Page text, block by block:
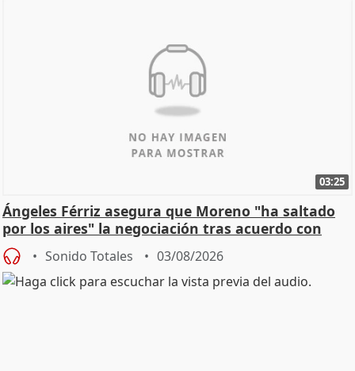
03:25
Ángeles Férriz asegura que Moreno "ha saltado
por los aires" la negociación tras acuerdo con
SMA
Sonido Totales 03/08/2026